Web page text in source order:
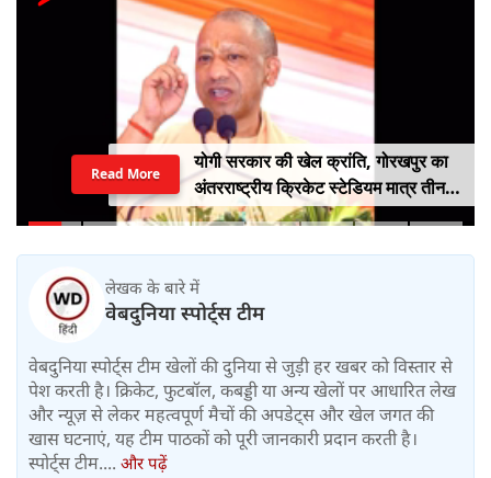
योगी सरकार की खेल क्रांति, गोरखपुर का
अंतरराष्ट्रीय क्रिकेट स्टेडियम मात्र तीन
महीने में लगभग 20% तैयार
Read More
लेखक के बारे में
वेबदुनिया स्पोर्ट्स टीम
वेबदुनिया स्पोर्ट्स टीम खेलों की दुनिया से जुड़ी हर खबर को विस्तार से
पेश करती है। क्रिकेट, फुटबॉल, कबड्डी या अन्य खेलों पर आधारित लेख
और न्यूज़ से लेकर महत्वपूर्ण मैचों की अपडेट्स और खेल जगत की
खास घटनाएं, यह टीम पाठकों को पूरी जानकारी प्रदान करती है।
स्पोर्ट्स टीम.... और पढ़ें